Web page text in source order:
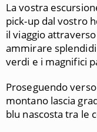
La vostra
pick-up dal vostro
il viaggio
ammirare
verdi e i magnifici
Proseguendo
montano lascia
blu nascosta tra le